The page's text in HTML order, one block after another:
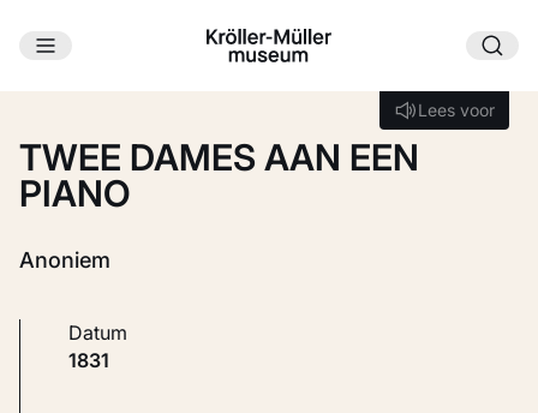
Ga naar hoofdinhoud
Lees voor
Lees voor
TWEE DAMES AAN EEN
PIANO
Anoniem
Datum
1831